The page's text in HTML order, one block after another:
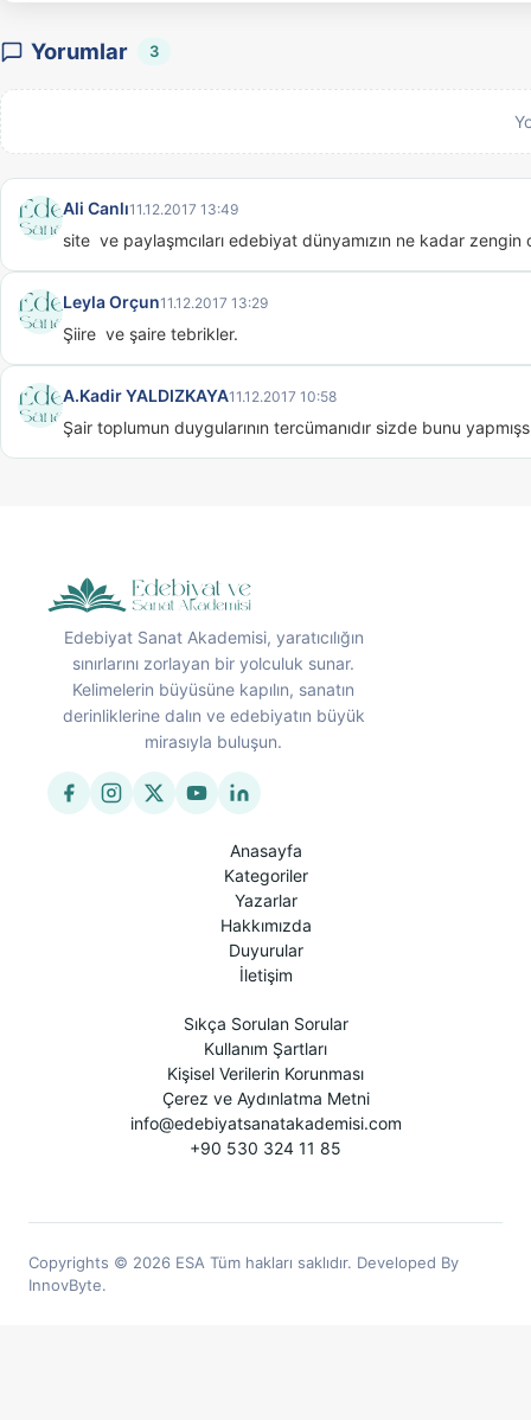
Yorumlar 3
Ali Canlı11.12.2017 13:49
site  ve paylaşmcıları edebiyat dünyamızın ne kadar
Leyla Orçun11.12.2017 13:29
Şiire  ve şaire tebrikler.
A.Kadir YALDIZKAYA11.12.2017 10:58
Şair toplumun duygularının tercümanıdır sizde bunu
Edebiyat Sanat Akademisi, yaratıcılığın
sınırlarını zorlayan bir yolculuk sunar.
Kelimelerin büyüsüne kapılın, sanatın
derinliklerine dalın ve edebiyatın büyük
mirasıyla buluşun.
Anasayfa
Kategoriler
Yazarlar
Hakkımızda
Duyurular
İletişim
Sıkça Sorulan Sorular
Kullanım Şartları
Kişisel Verilerin Korunması
Çerez ve Aydınlatma Metni
info@edebiyatsanatakademisi.com
+90 530 324 11 85
Copyrights © 2026 ESA Tüm hakları saklıdır. Developed By
InnovByte.